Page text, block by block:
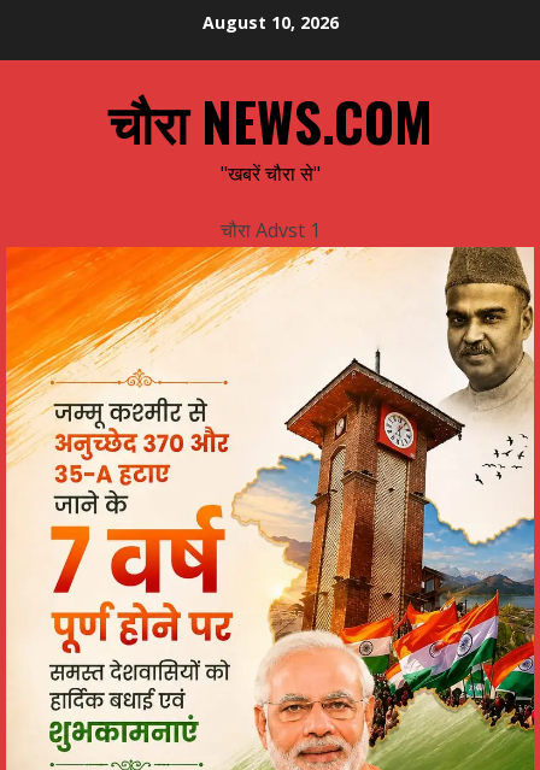
August 10, 2026
चौरा NEWS.COM
"खबरें चौरा से"
चौरा Advst 1